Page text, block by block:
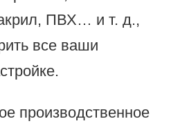
ПВХ… и т. д.,
все ваши
производственное